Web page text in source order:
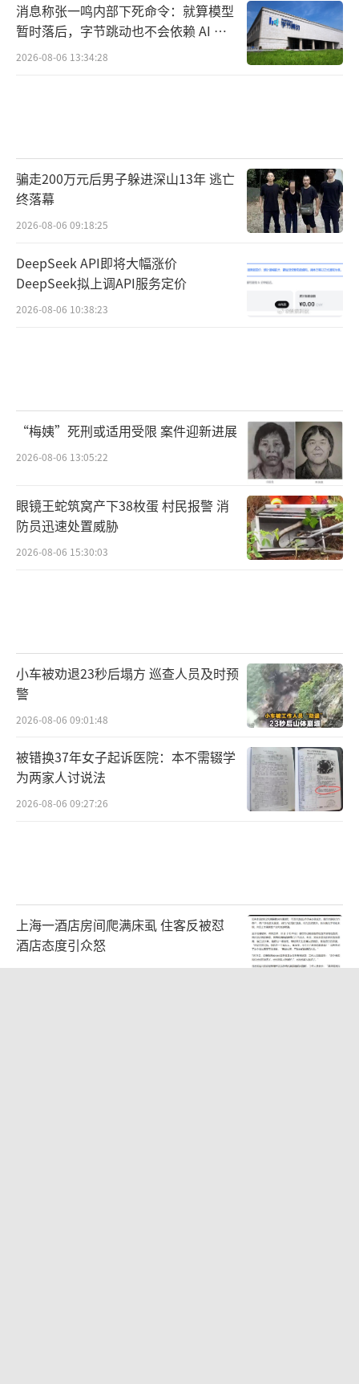
消息称张一鸣内部下死命令：就算模型
暂时落后，字节跳动也不会依赖 AI 蒸
馏技术
2026-08-06 13:34:28
骗走200万元后男子躲进深山13年 逃亡
终落幕
2026-08-06 09:18:25
DeepSeek API即将大幅涨价
DeepSeek拟上调API服务定价
2026-08-06 10:38:23
“梅姨”死刑或适用受限 案件迎新进展
2026-08-06 13:05:22
眼镜王蛇筑窝产下38枚蛋 村民报警 消
防员迅速处置威胁
2026-08-06 15:30:03
小车被劝退23秒后塌方 巡查人员及时预
警
2026-08-06 09:01:48
被错换37年女子起诉医院：本不需辍学
为两家人讨说法
2026-08-06 09:27:26
上海一酒店房间爬满床虱 住客反被怼
酒店态度引众怒
2026-08-06 17:16:24